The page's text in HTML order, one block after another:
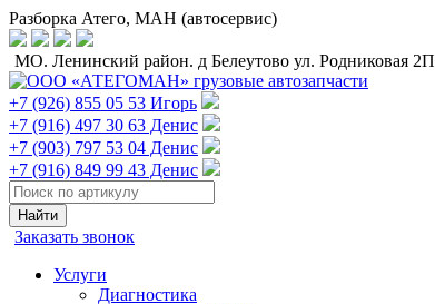
Разборка Атего, МАН (автосервис)
МО. Ленинский район. д Белеутово ул. Родниковая 2П
+7 (926) 855 05 53 Игорь
+7 (916) 497 30 63 Денис
+7 (903) 797 53 04 Денис
+7 (916) 849 99 43 Денис
Заказать звонок
Услуги
Диагностика